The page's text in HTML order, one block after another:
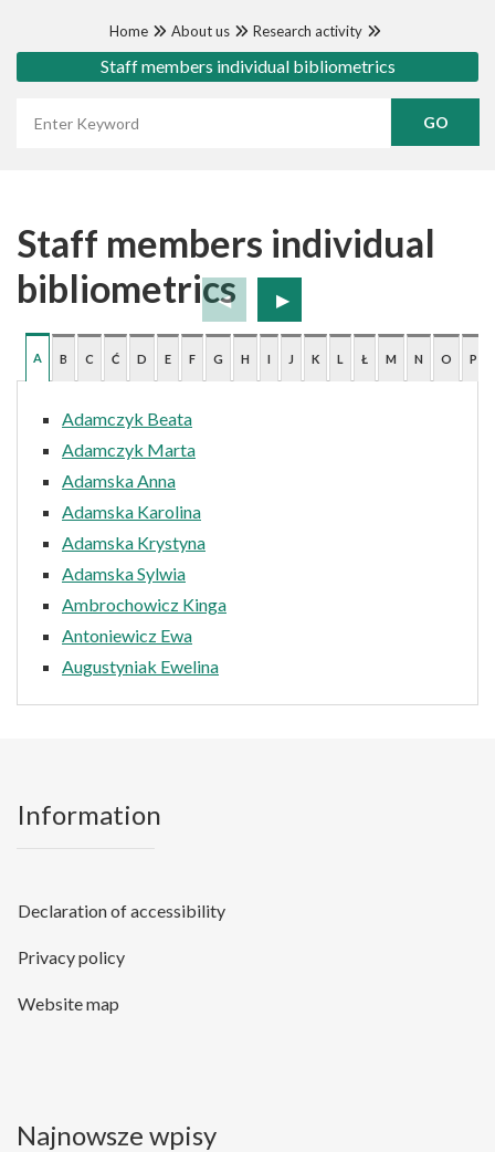
Home About us Research activity
Staff members individual bibliometrics
Staff members individual
bibliometrics
A B C Ć D E F G H I J K L Ł M N O P
Adamczyk Beata
Adamczyk Marta
Adamska Anna
Adamska Karolina
Adamska Krystyna
Adamska Sylwia
Ambrochowicz Kinga
Antoniewicz Ewa
Augustyniak Ewelina
Information
Declaration of accessibility
Privacy policy
Website map
Najnowsze wpisy